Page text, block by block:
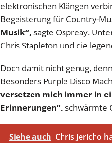
elektronischen Klängen
Begeisterung für Country-
Musik“, sagte Ospreay.
Chris Stapleton und die
Doch damit nicht genug,
Besonders Purple Disco
versetzen mich immer in
Erinnerungen“, schwärmte
Siehe auch Chris Jericho